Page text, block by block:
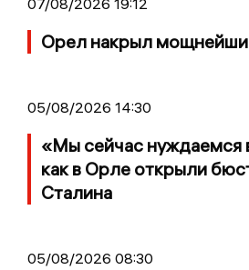
Орел накрыл
05/08/2026 14:30
«Мы сейчас нуждаемся
как в Орле открыли
Сталина
05/08/2026 08:30